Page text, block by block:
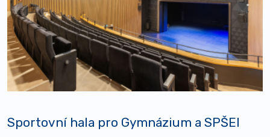
Sportovní hala pro Gymnázium a SPŠEI